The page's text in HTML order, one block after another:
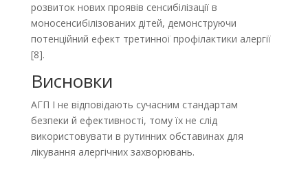
розвиток нових проявів сенсибілізації в
моносенсибілізованих дітей, демонструючи
потенційний ефект третинної профілактики алергії
[8].
Висновки
АГП І не відповідають сучасним стандартам
безпеки й ефективності, тому їх не слід
використовувати в рутинних обставинах для
лікування алергічних захворювань.